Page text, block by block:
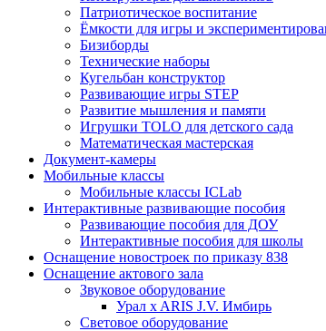
Патриотическое воспитание
Ёмкости для игры и
Бизиборды
Технические наборы
Кугельбан конструктор
Развивающие игры STEP
Развитие мышления и памяти
Игрушки TOLO для детского сада
Математическая мастерская
Документ-камеры
Мобильные классы
Мобильные классы ICLab
Интерактивные развивающие пособия
Развивающие пособия для ДОУ
Интерактивные пособия для школы
Оснащение новостроек по приказу 838
Оснащение актового зала
Звуковое оборудование
Урал x ARIS J.V. Имбирь
Световое оборудование